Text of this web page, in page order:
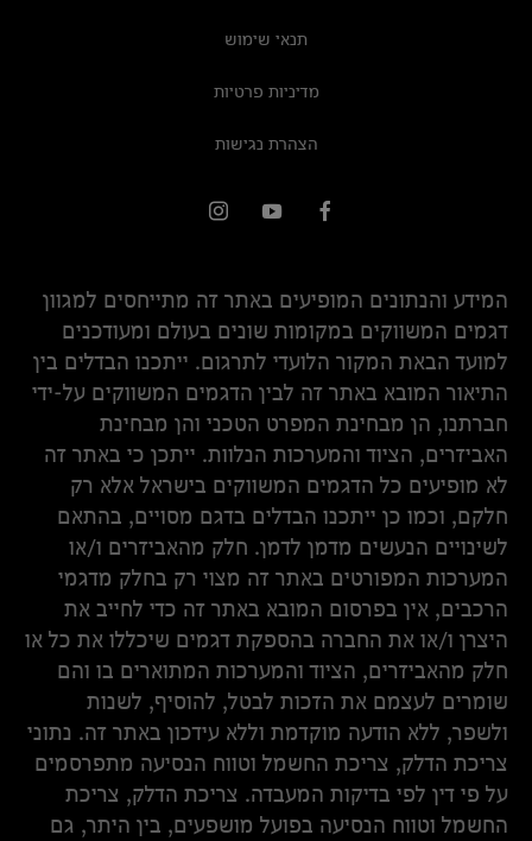
תנאי שימוש
מדיניות פרטיות
הצהרת נגישות
המידע והנתונים המופיעים באתר זה מתייחסים למגוון
דגמים המשווקים במקומות שונים בעולם ומעודכנים
למועד הבאת המקור הלועדי לתרגום. ייתכנו הבדלים בין
התיאור המובא באתר זה לבין הדגמים המשווקים על-ידי
חברתנו, הן מבחינת המפרט הטכני והן מבחינת
האביזרים, הציוד והמערכות הנלוות. ייתכן כי באתר זה
לא מופיעים כל הדגמים המשווקים בישראל אלא רק
חלקם, וכמו כן ייתכנו הבדלים בדגם מסויים, בהתאם
לשינויים הנעשים מדמן לדמן. חלק מהאביזרים ו/או
המערכות המפורטים באתר זה מצוי רק בחלק מדגמי
הרכבים, אין בפרסום המובא באתר זה כדי לחייב את
היצרן ו/או את החברה בהספקת דגמים שיכללו את כל או
חלק מהאביזרים, הציוד והמערכות המתוארים בו והם
שומרים לעצמם את הזכות לבטל, להוסיף, לשנות
ולשפר, ללא הודעה מוקדמת וללא עידכון באתר זה. נתוני
צריכת הדלק, צריכת החשמל וטווח הנסיעה מתפרסמים
על פי דין לפי בדיקות המעבדה. צריכת הדלק, צריכת
החשמל וטווח הנסיעה בפועל מושפעים, בין היתר, גם